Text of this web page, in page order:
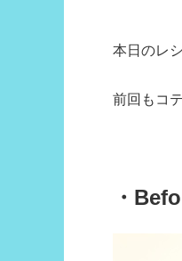
本日のレ
前回もコ
・